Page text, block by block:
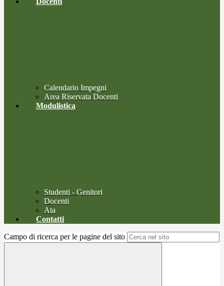
Calendario Impegni
Area Riservata Docenti
Modulistica
Studenti - Genitori
Docenti
Ata
Contatti
Campo di ricerca per le pagine del sito